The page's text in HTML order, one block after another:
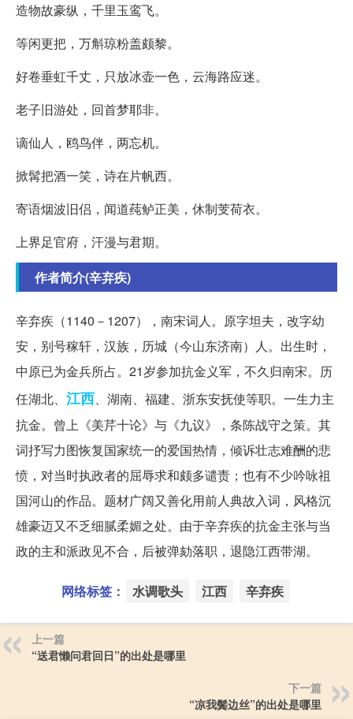
造物故豪纵，千里玉鸾飞。
等闲更把，万斛琼粉盖颇黎。
好卷垂虹千丈，只放冰壶一色，云海路应迷。
老子旧游处，回首梦耶非。
谪仙人，鸥鸟伴，两忘机。
掀髯把酒一笑，诗在片帆西。
寄语烟波旧侣，闻道莼鲈正美，休制芰荷衣。
上界足官府，汗漫与君期。
作者简介(辛弃疾)
辛弃疾（1140－1207），南宋词人。原字坦夫，改字幼
安，别号稼轩，汉族，历城（今山东济南）人。出生时，
中原已为金兵所占。21岁参加抗金义军，不久归南宋。历
任湖北、 江西、湖南、福建、浙东安抚使等职。一生力主
抗金。曾上《美芹十论》与《九议》，条陈战守之策。其
词抒写力图恢复国家统一的爱国热情，倾诉壮志难酬的悲
愤，对当时执政者的屈辱求和颇多谴责；也有不少吟咏祖
国河山的作品。题材广阔又善化用前人典故入词，风格沉
雄豪迈又不乏细腻柔媚之处。由于辛弃疾的抗金主张与当
政的主和派政见不合，后被弹劾落职，退隐江西带湖。
网络标签： 水调歌头 江西 辛弃疾
上一篇
“送君懒问君回日”的出处是哪里
下一篇
“凉我鬓边丝”的出处是哪里